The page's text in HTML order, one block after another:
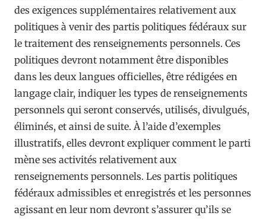
des exigences supplémentaires relativement aux
politiques à venir des partis politiques fédéraux sur
le traitement des renseignements personnels. Ces
politiques devront notamment être disponibles
dans les deux langues officielles, être rédigées en
langage clair, indiquer les types de renseignements
personnels qui seront conservés, utilisés, divulgués,
éliminés, et ainsi de suite. À l’aide d’exemples
illustratifs, elles devront expliquer comment le parti
mène ses activités relativement aux
renseignements personnels. Les partis politiques
fédéraux admissibles et enregistrés et les personnes
agissant en leur nom devront s’assurer qu’ils se